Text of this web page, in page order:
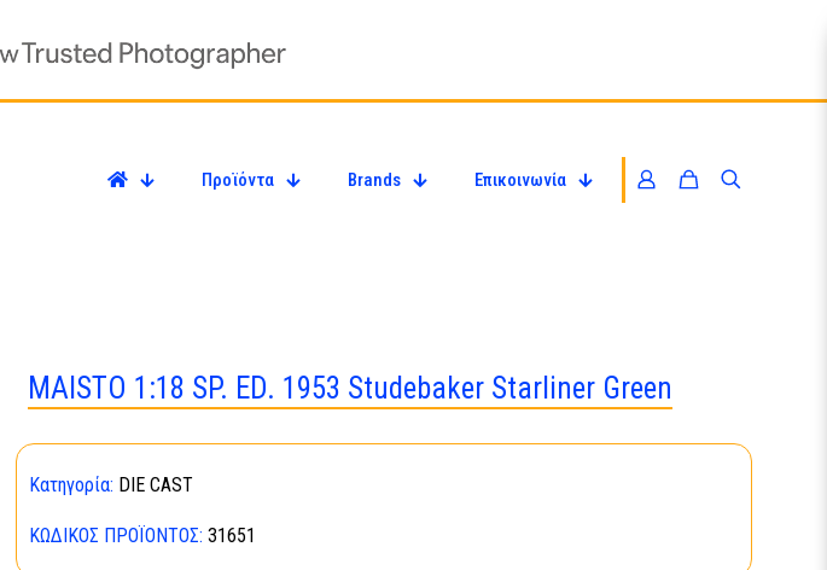
Προϊόντα Brands Επικοινωνία
MAISTO 1:18 SP. ED. 1953 Studebaker Starliner Green
Κατηγορία: DIE CAST
ΚΩΔΙΚΌΣ ΠΡΟΪΌΝΤΟΣ: 31651